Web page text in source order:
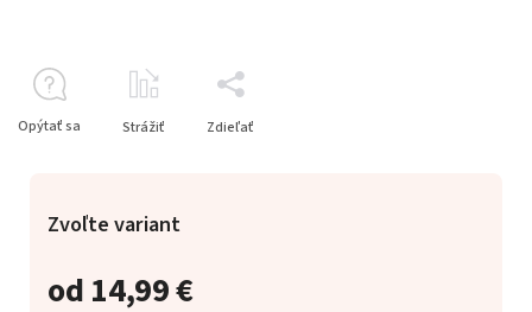
od 14,99 €
Zvoľte variant
Opýtať sa Strážiť Zdieľať